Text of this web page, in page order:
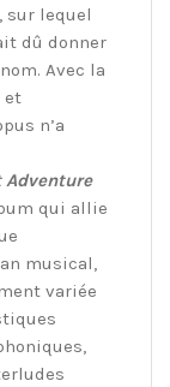
sur lequel
dû donner
Avec la
et
n’a
Adventure
qui allie
musical,
variée